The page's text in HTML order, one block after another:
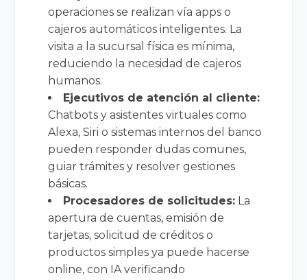
operaciones se realizan vía apps o
cajeros automáticos inteligentes. La
visita a la sucursal física es mínima,
reduciendo la necesidad de cajeros
humanos.
Ejecutivos de atención al cliente:
Chatbots y asistentes virtuales como
Alexa, Siri o sistemas internos del banco
pueden responder dudas comunes,
guiar trámites y resolver gestiones
básicas.
Procesadores de solicitudes: La
apertura de cuentas, emisión de
tarjetas, solicitud de créditos o
productos simples ya puede hacerse
online, con IA verificando